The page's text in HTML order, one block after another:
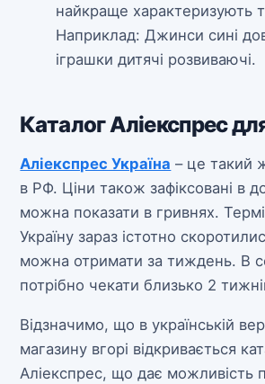
найкраще характеризують
Наприклад: Джинси сині
іграшки дитячі розвиваючі.
Каталог Аліекспрес
Аліекспрес Україна – це такий
в РФ. Ціни також зафіксовані в
можна показати в гривнях.
Україну зараз істотно
можна отримати за тиждень. В
потрібно чекати близько 2
Відзначимо, що в українській
магазину вгорі відкривається
Аліекспрес, що дає можливість